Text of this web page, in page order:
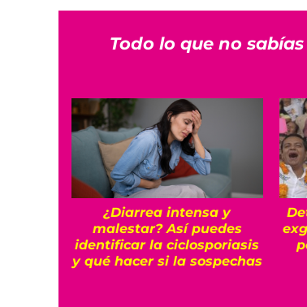
Todo lo que no
¿Diarrea intensa y
malestar? Así puedes
identificar la ciclosporiasis
y qué hacer si la sospechas